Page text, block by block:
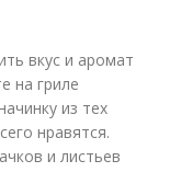
вкус и аромат
на гриле
из тех
нравятся.
и листьев